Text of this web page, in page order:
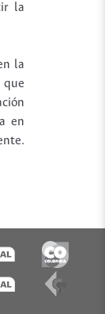
la
la
que
en